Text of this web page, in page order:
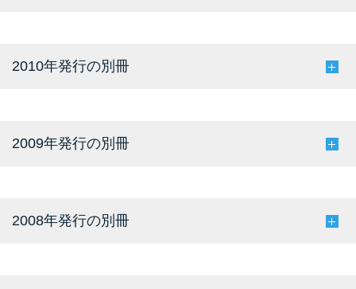
2010年発行の別冊
2009年発行の別冊
2008年発行の別冊